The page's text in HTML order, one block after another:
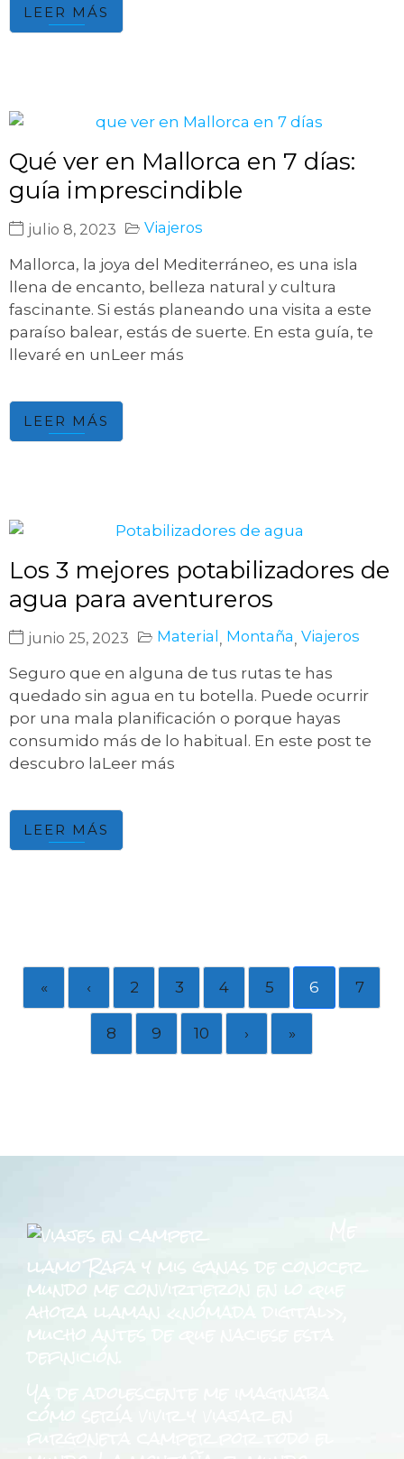
LEER MÁS
Qué ver en Mallorca en 7 días:
guía imprescindible
julio 8, 2023 Viajeros
Mallorca, la joya del Mediterráneo, es una isla
llena de encanto, belleza natural y cultura
fascinante. Si estás planeando una visita a este
paraíso balear, estás de suerte. En esta guía, te
llevaré en unLeer más
LEER MÁS
Los 3 mejores potabilizadores de
agua para aventureros
junio 25, 2023 Material , Montaña, Viajeros
Seguro que en alguna de tus rutas te has
quedado sin agua en tu botella. Puede ocurrir
por una mala planificación o porque hayas
consumido más de lo habitual. En este post te
descubro laLeer más
LEER MÁS
« ‹ 2 3 4 5 6 7
8 9 10 › »
Me
llamo Rafa y mis ganas de conocer
mundo me convirtieron en lo que
ahora llaman «nómada digital»,
mucho antes de que naciese esta
definición.
Ya de adolescente me imaginaba
cómo sería vivir y viajar en
furgoneta camper por todo el